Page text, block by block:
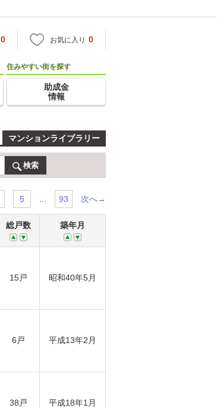
0 お気に入り 0
住みやすい街を探す
助成金
情報
マンションライブラリー
検索
5 93 次へ→
総戸数 築年月
15戸 昭和40年5月
6戸 平成13年2月
38戸 平成18年1月